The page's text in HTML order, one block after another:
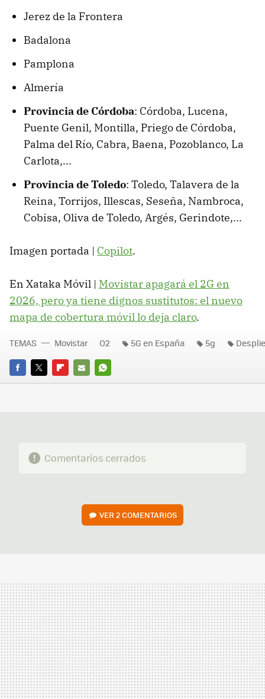
Jerez de la Frontera
Badalona
Pamplona
Almería
Provincia de Córdoba: Córdoba, Lucena,
Puente Genil, Montilla, Priego de Córdoba,
Palma del Río, Cabra, Baena, Pozoblanco, La
Carlota,...
Provincia de Toledo: Toledo, Talavera de la
Reina, Torrijos, Illescas, Seseña, Nambroca,
Cobisa, Oliva de Toledo, Argés, Gerindote,...
Imagen portada | Copilot.
En Xataka Móvil | Movistar apagará el 2G en
2026, pero ya tiene dignos sustitutos: el nuevo
mapa de cobertura móvil lo deja claro.
FACEBOOK
TWITTERFLIPBOARD
E-
WHATSAPP
TEMAS Movistar O2 5G en España 5g
Comentarios cerrados
VER2 COMENTARIOS